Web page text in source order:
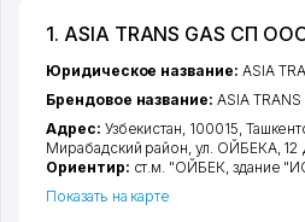
1. ASIA TRANS GAS СП
Юридическое название: ASIA
Брендовое название: ASIA
Адрес: Узбекистан, 100015,
Мирабадский район,ул. ОЙБЕКА, 12
Ориентир: ст.м. "ОЙБЕК, здание
Показать на карте